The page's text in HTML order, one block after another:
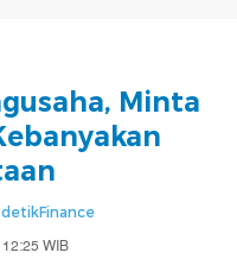
Minta
detikFinance
WIB